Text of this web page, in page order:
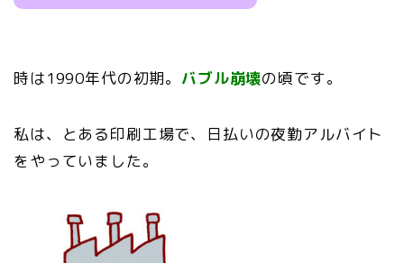
時は1990年代の初期。 バブル崩壊の頃です。
私は、とある印刷工場で、日払いの夜勤アルバイト
をやっていました。